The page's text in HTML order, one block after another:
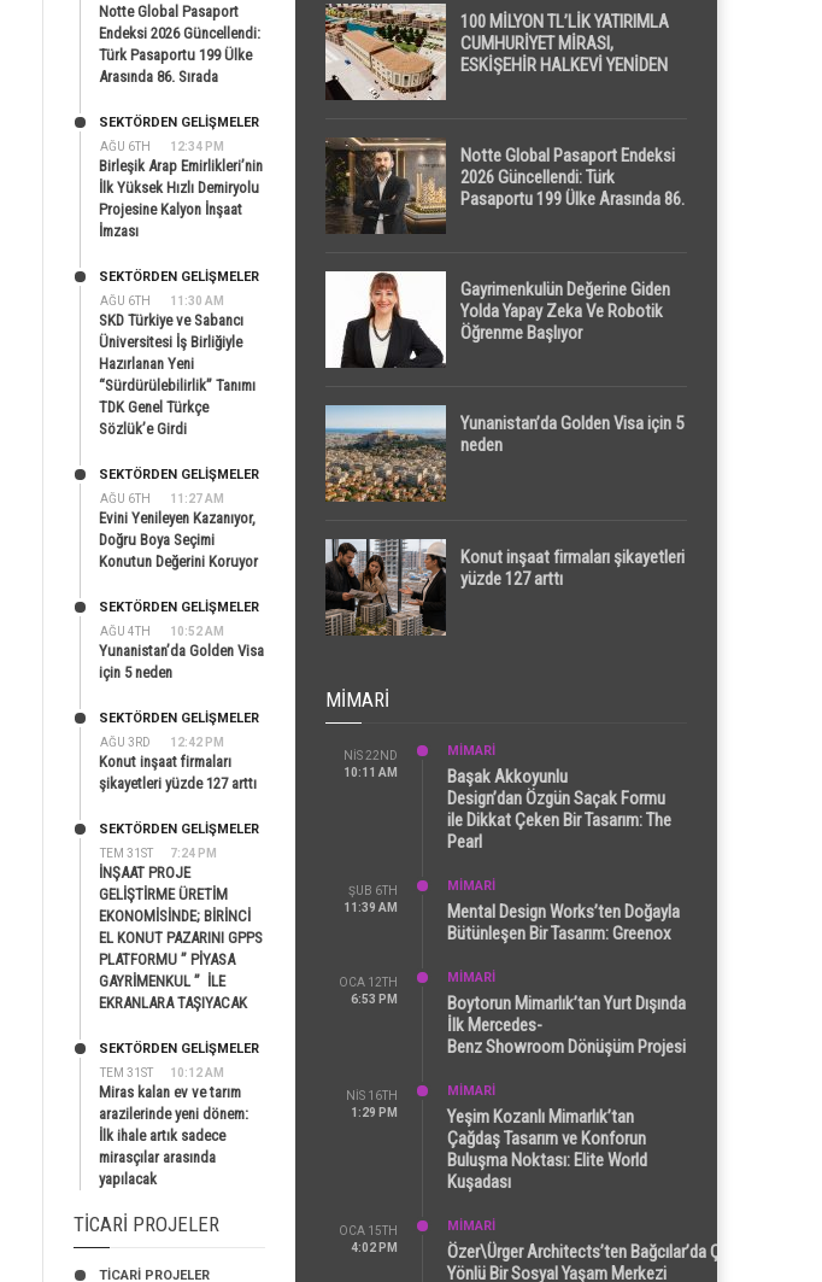
Notte Global Pasaport
Endeksi 2026 Güncellendi:
Türk Pasaportu 199 Ülke
Arasında 86. Sırada
AĞU 6TH 12:34 PM
SEKTÖRDEN GELIŞMELER
Birleşik Arap Emirlikleri’nin
İlk Yüksek Hızlı Demiryolu
Projesine Kalyon İnşaat
İmzası
AĞU 6TH 11:30 AM
SEKTÖRDEN GELIŞMELER
SKD Türkiye ve Sabancı
Üniversitesi İş Birliğiyle
Hazırlanan Yeni
“Sürdürülebilirlik” Tanımı
TDK Genel Türkçe
Sözlük’e Girdi
AĞU 6TH 11:27 AM
SEKTÖRDEN GELIŞMELER
Evini Yenileyen Kazanıyor,
Doğru Boya Seçimi
Konutun Değerini Koruyor
AĞU 4TH 10:52 AM
SEKTÖRDEN GELIŞMELER
Yunanistan’da Golden Visa
için 5 neden
AĞU 3RD 12:42 PM
SEKTÖRDEN GELIŞMELER
Konut inşaat firmaları
şikayetleri yüzde 127 arttı
TEM 31ST 7:24 PM
SEKTÖRDEN GELIŞMELER
İNŞAAT PROJE
GELİŞTİRME ÜRETİM
EKONOMİSİNDE; BİRİNCİ
EL KONUT PAZARINI GPPS
PLATFORMU ” PİYASA
GAYRİMENKUL ” İLE
EKRANLARA TAŞIYACAK
TEM 31ST 10:12 AM
SEKTÖRDEN GELIŞMELER
Miras kalan ev ve tarım
arazilerinde yeni dönem:
İlk ihale artık sadece
mirasçılar arasında
yapılacak
TICARI PROJELER
TİCARİ PROJELER
100 MİLYON TL’LİK YATIRIMLA
CUMHURİYET MİRASI,
ESKİŞEHİR HALKEVİ YENİDEN
Notte Global Pasaport Endeksi
2026 Güncellendi: Türk
Pasaportu 199 Ülke Arasında 86.
Gayrimenkulün Değerine Giden
Yolda Yapay Zeka Ve Robotik
Öğrenme Başlıyor
Yunanistan’da Golden Visa için 5
neden
Konut inşaat firmaları şikayetleri
yüzde 127 arttı
MIMARI
NIS 22ND
10:11 AM
MİMARİ
Başak Akkoyunlu
Design’dan Özgün Saçak Formu
ile Dikkat Çeken Bir Tasarım: The
Pearl
ŞUB 6TH
11:39 AM
MİMARİ
Mental Design Works’ten Doğayla
Bütünleşen Bir Tasarım: Greenox
OCA 12TH
6:53 PM
MİMARİ
Boytorun Mimarlık’tan Yurt Dışında
İlk Mercedes-
Benz Showroom Dönüşüm Projesi
NIS 16TH
1:29 PM
MİMARİ
Yeşim Kozanlı Mimarlık’tan
Çağdaş Tasarım ve Konforun
Buluşma Noktası: Elite World
Kuşadası
OCA 15TH
4:02 PM
MİMARİ
Özer\Ürger Architects’ten Bağcılar’da Çok
Yönlü Bir Sosyal Yaşam Merkezi